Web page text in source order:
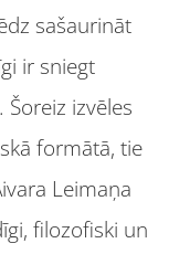
sašaurināt
ir sniegt
izvēles
formātā, tie
Leimaņa
filozofiski un